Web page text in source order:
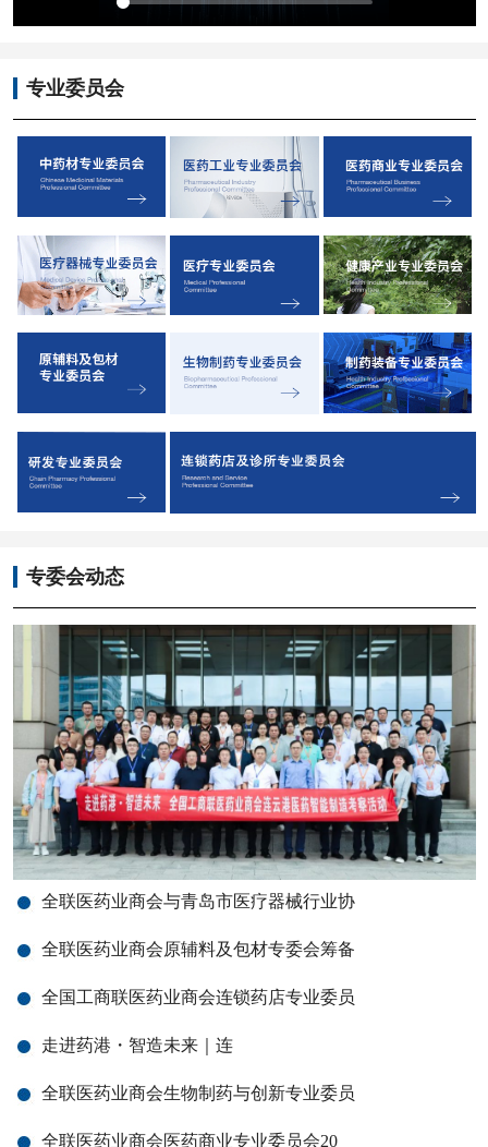
专业委员会
专委会动态
全联医药业商会与青岛市医疗器械行业协
全联医药业商会原辅料及包材专委会筹备
全国工商联医药业商会连锁药店专业委员
走进药港・智造未来｜连
全联医药业商会生物制药与创新专业委员
全联医药业商会医药商业专业委员会20